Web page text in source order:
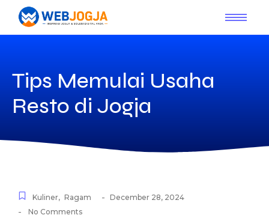
Tips Memulai Usaha
Resto di Jogja
Kuliner, Ragam - December 28, 2024
- No Comments